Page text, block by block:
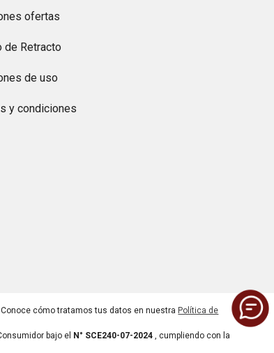
ofertas
de Retracto
de uso
y condiciones
cómo tratamos tus datos en nuestra Política de
bajo el N° SCE240-07-2024 , cumpliendo con la